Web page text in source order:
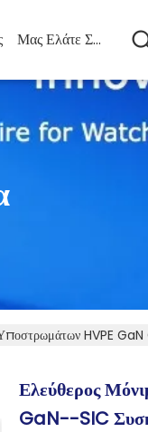
Μας Ελάτε Σε Επαφή Με
HVPE GaN
Ελεύθερος
GaN--SIC